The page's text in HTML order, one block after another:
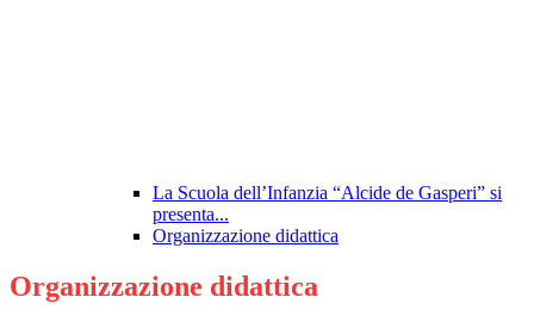
La Scuola dell’Infanzia “Alcide de Gasperi” si
presenta...
Organizzazione didattica
Organizzazione didattica